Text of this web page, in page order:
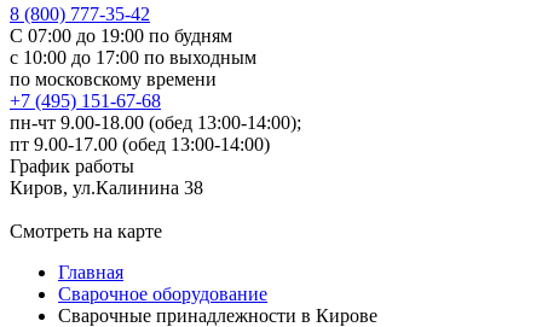
8 (800) 777-35-42
С 07:00 до 19:00 по будням
с 10:00 до 17:00 по выходным
по московскому времени
+7 (495) 151-67-68
пн-чт 9.00-18.00 (обед 13:00-14:00);
пт 9.00-17.00 (обед 13:00-14:00)
График работы
Киров, ул.Калинина 38
Смотреть на карте
Главная
Сварочное оборудование
Сварочные принадлежности в Кирове